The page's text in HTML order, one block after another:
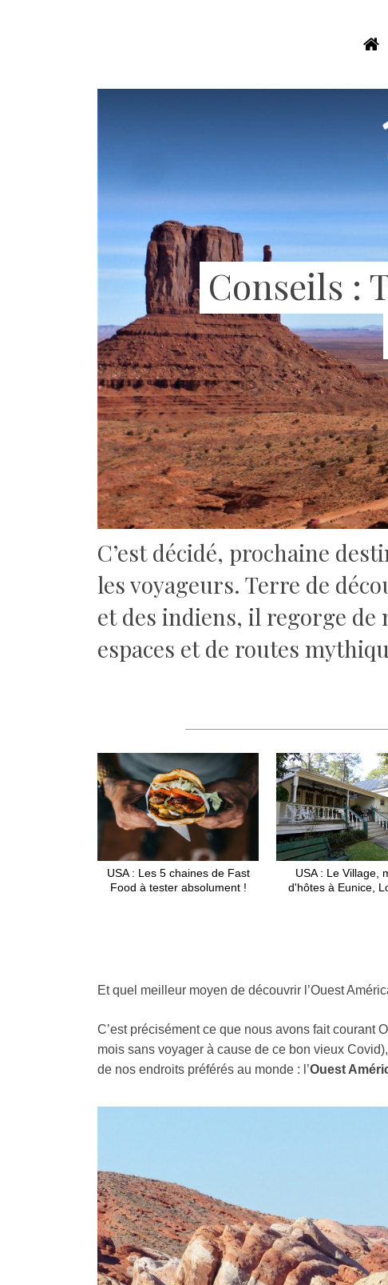
Conseils :
C’est décidé, prochaine
les voyageurs. Terre de
et des indiens, il regorge de
espaces et de routes
USA : Les 5 chaines de Fast
Food à tester absolument !
USA : Le Village,
d'hôtes à Eunice,
Et quel meilleur moyen de découvrir l’Ouest
C’est précisément ce que nous avons fait courant
mois sans voyager à cause de ce bon vieux
de nos endroits préférés au monde : l’Ouest